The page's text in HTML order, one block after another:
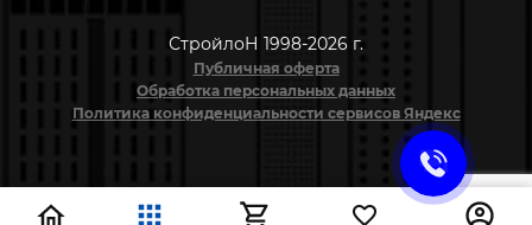
СтройлоН 1998-2026 г.
Публичная оферта
Обработка персональных данных
Политика конфиденциальности сервисов Яндекс